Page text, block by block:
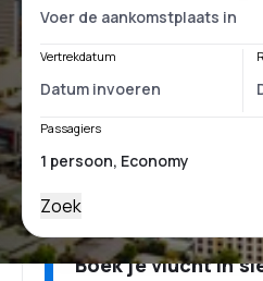
Vertrekdatum
Passagiers
Zoek
Boek je vlucht in